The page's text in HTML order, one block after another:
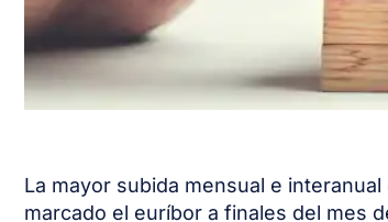
La mayor subida mensual e
marcado el euríbor a finales del mes